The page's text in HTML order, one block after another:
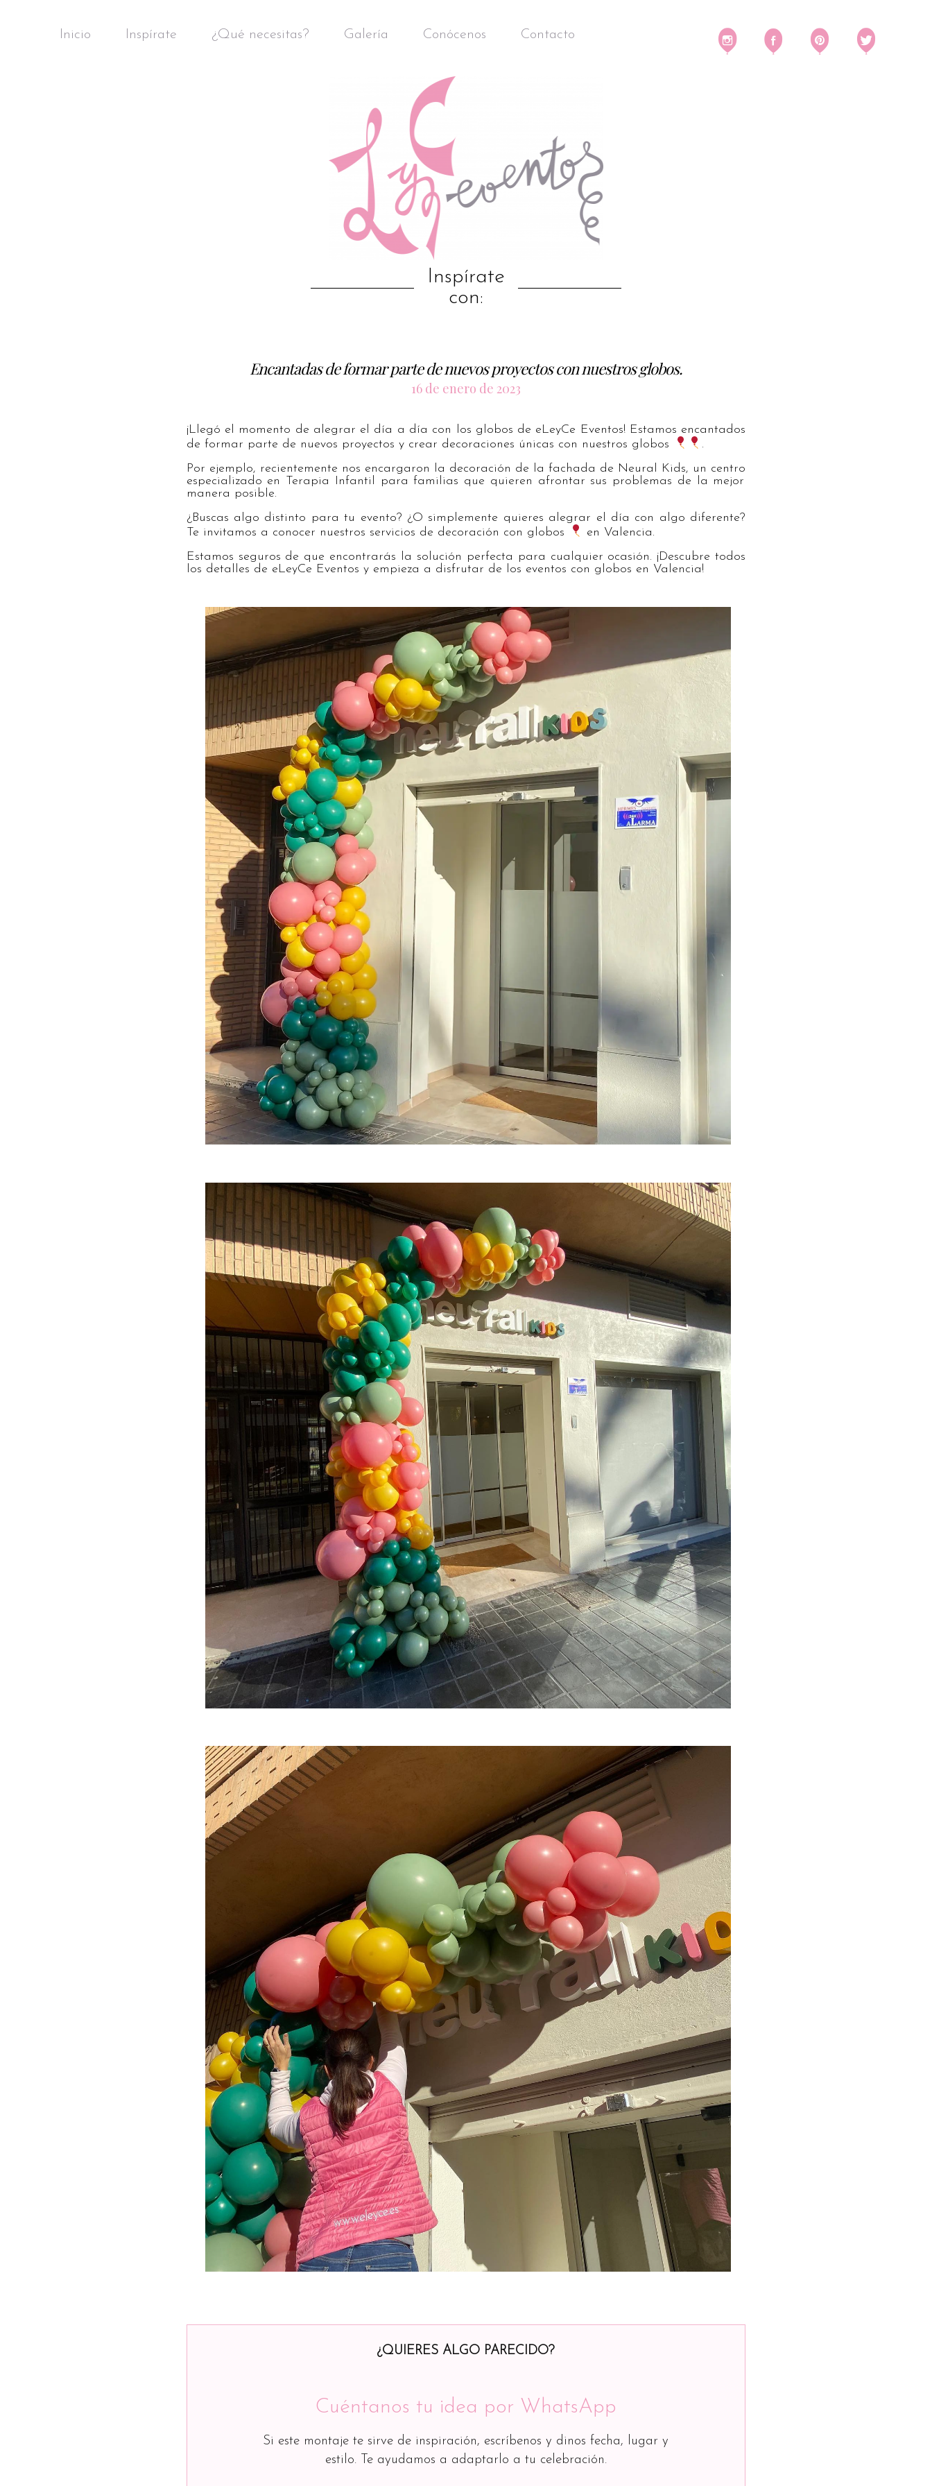
Inicio Inspírate ¿Qué necesitas? Galería Conócenos Contacto
Inspírate
con:
Encantadas de formar parte de nuevos proyectos con nuestros globos.
16 de enero de 2023
¡Llegó el momento de a leg rar el día a día con los globos de eLeyCe Eventos!Estamos encantados
de formar parte de n uevos proyectos ycrear decoraciones ú nicas con nuestros globos
.
Por ejemplo, recientemente nos encargaron la decoración de la fachada de Neural Kids, un centro
especializado en Terapia Infantil para familias que quieren afrontar sus problemas de la mejor
manera posible.
¿Buscas algo distinto para tu evento? ¿O simplemente quieres a leg rar el día con algo diferente?
Te invitamos a conocer nuestros servicios de decoración con globos en Valencia.
Estamos seg uros de que encontrarás la sol ución perfecta para cualquier ocasión. ¡Descubre todos
los detalles de eLeyCe Eventos yem pieza a disfrutar de los eventos con globos en Valencia!
¿QUIERES ALGO PARECIDO?
Cuéntanos tu idea por WhatsApp
Si este montaje te sirve de inspiración, escríbenos y dinos fecha, lugar y
estilo. Te ayudamos a adaptarlo a tu celebración.